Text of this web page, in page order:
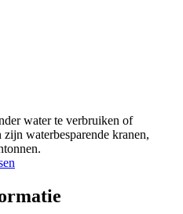
water te verbruiken of
waterbesparende kranen,